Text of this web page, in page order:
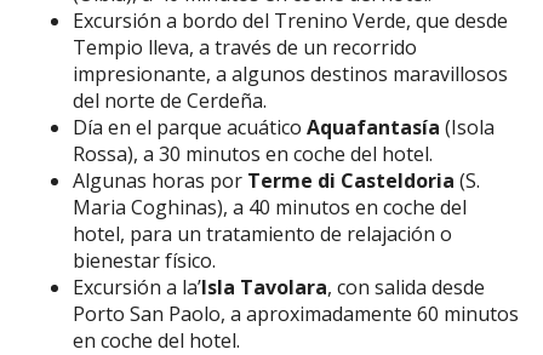
Excursión a bordo del Trenino Verde, que desde
Tempio lleva, a través de un recorrido
impresionante, a algunos destinos maravillosos
del norte de Cerdeña.
Día en el parque acuático Aquafantasía (Isola
Rossa), a 30 minutos en coche del hotel.
Algunas horas por Terme di Casteldoria (S.
Maria Coghinas), a 40 minutos en coche del
hotel, para un tratamiento de relajación o
bienestar físico.
Excursión a la’Isla Tavolara, con salida desde
Porto San Paolo, a aproximadamente 60 minutos
en coche del hotel.